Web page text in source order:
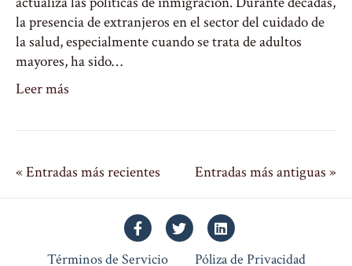
la presencia de extranjeros en el sector del cuidado de
la salud, especialmente cuando se trata de adultos
mayores, ha sido…
Leer más
« Entradas más recientes Entradas más antiguas »
FacebookTwitterLinkedin
Términos de Servicio
Póliza de Privacidad